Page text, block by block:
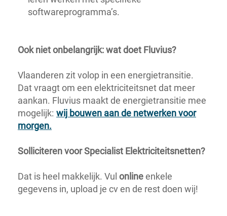
softwareprogramma’s.
Ook niet onbelangrijk: wat doet Fluvius?
Vlaanderen zit volop in een energietransitie.
Dat vraagt om een elektriciteitsnet dat meer
aankan. Fluvius maakt de energietransitie mee
mogelijk: wij bouwen aan de netwerken voor
morgen.
Solliciteren voor Specialist Elektriciteitsnetten?
Dat is heel makkelijk. Vul onlineenkele
gegevens in, upload je cv en de rest doen wij!